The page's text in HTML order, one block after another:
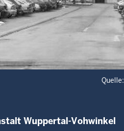
Wuppertal-Vohwinkel